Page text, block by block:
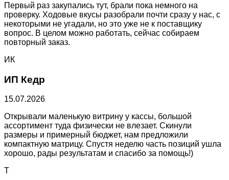
Первый раз закупались тут, брали пока немного на
проверку. Ходовые вкусы разобрали почти сразу у нас, с
некоторыми не угадали, но это уже не к поставщику
вопрос. В целом можно работать, сейчас собираем
повторный заказ.
ИК
ИП Кедр
15.07.2026
Открывали маленькую витрину у кассы, большой
ассортимент туда физически не влезает. Скинули
размеры и примерный бюджет, нам предложили
компактную матрицу. Спустя неделю часть позиций ушла
хорошо, рады результатам и спасибо за помощь!)
Т